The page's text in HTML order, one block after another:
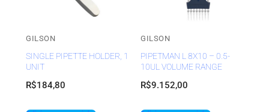
GILSON
SINGLE PIPETTE HOLDER, 1
UNIT
R$184,80
GILSON
PIPETMAN L 8X10 – 0.5-
10UL VOLUME RANGE
R$9.152,00